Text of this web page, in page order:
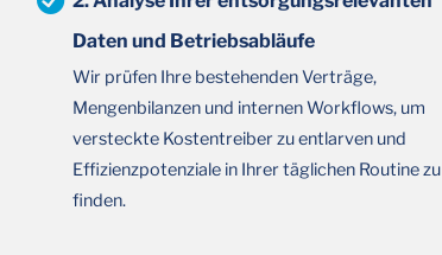
Daten und Betriebsabläufe
Wir prüfen Ihre bestehenden Verträge,
Mengenbilanzen und internen Workflows, um
versteckte Kostentreiber zu entlarven und
Effizienzpotenziale in Ihrer täglichen Routine zu
finden.